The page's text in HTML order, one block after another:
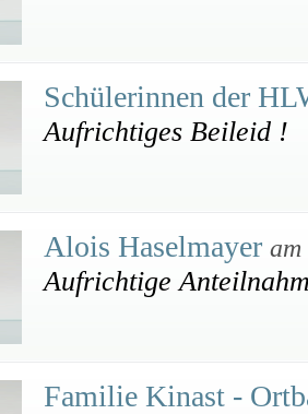
Schülerinnen der
Aufrichtiges Beileid !
Alois Haselmayer am
Aufrichtige
Familie Kinast -